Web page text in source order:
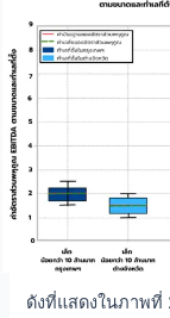
ดังที่แสดงในภาพที่